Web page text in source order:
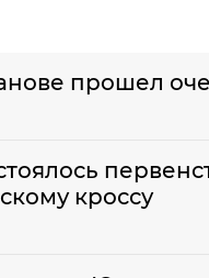
прошел
кроссу